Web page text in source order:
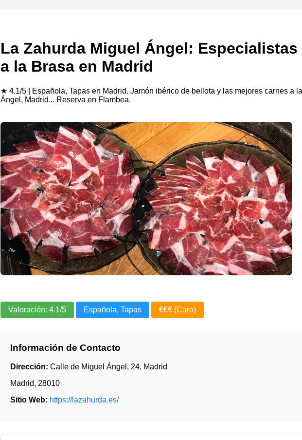
La Zahurda Miguel Ángel: Especialistas
a la Brasa en Madrid
★ 4.1/5 | Española, Tapas en Madrid. Jamón ibérico de bellota y las mejores carnes a
Ángel, Madrid... Reserva en Flambea.
Valoración: 4.1/5 Española, Tapas €€€ (Caro)
Información de Contacto
Dirección: Calle de Miguel Ángel, 24, Madrid
Madrid, 28010
Sitio Web: https://lazahurda.es/